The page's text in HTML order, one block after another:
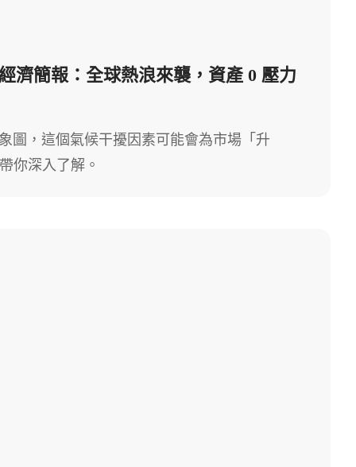
濟簡報：全球熱浪來襲，資產 0 壓力
圖，這個氣候干擾因素可能會為市場「升
你深入了解。